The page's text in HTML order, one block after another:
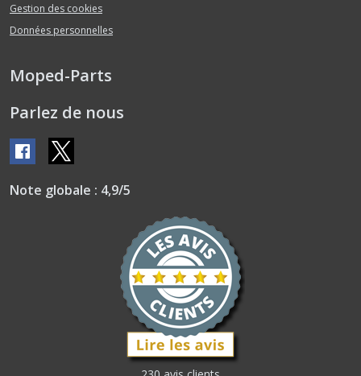
Gestion des cookies
Données personnelles
Moped-Parts
Parlez de nous
Note globale : 4,9/5